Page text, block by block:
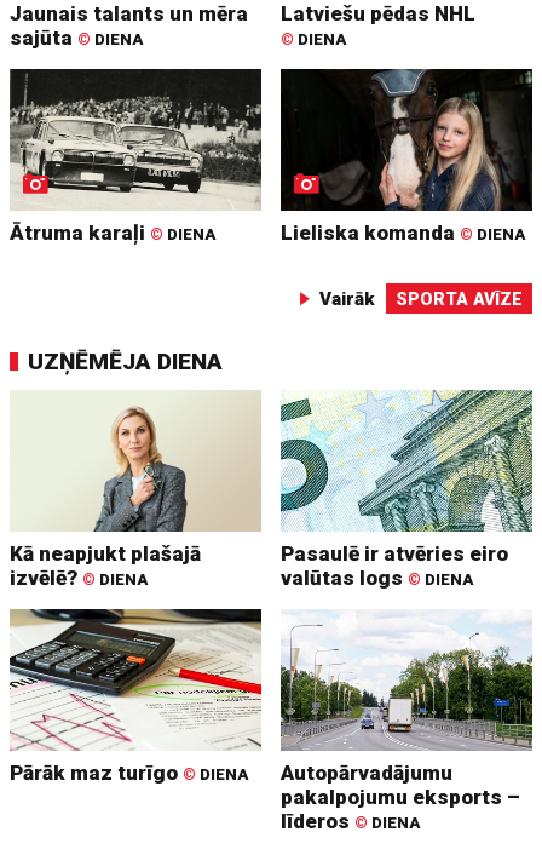
Jaunais talants un mēra
sajūta © DIENA
Latviešu pēdas NHL
© DIENA
Ātruma karaļi © DIENA Lieliska komanda © DIENA
Vairāk SPORTA AVĪZE
UZŅĒMĒJA DIENA
Kā neapjukt plašajā
izvēlē? © DIENA
Pasaulē ir atvēries eiro
valūtas logs © DIENA
Pārāk maz turīgo © DIENA
Autopārvadājumu
pakalpojumu eksports –
līderos © DIENA